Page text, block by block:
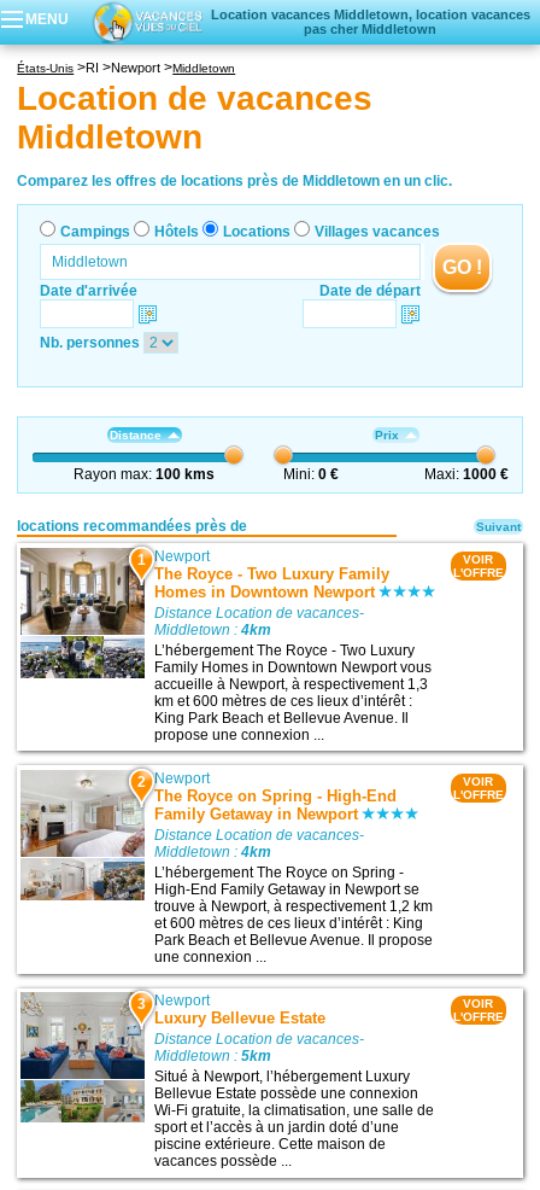
MENU
Location vacances Middletown, location vacances
pas cher Middletown
Locations vacances
États-Unis RI Newport Middletown
Location de vacances
Middletown
Comparez les offres de locations près de Middletown en un clic.
Campings Hôtels Locations Villages vacances
Date d'arrivée Date de départ
GO !
Nb. personnes
Distance
Rayon max:100 kms
Prix
Mini:0 € Maxi: 1000 €
locations recommandées près de
1 Newport
The Royce - Two Luxury Family
Homes in Downtown Newport
Distance Location de vacances-
Middletown :4km
L’hébergement The Royce - Two Luxury
Family Homes in Downtown Newport vous
accueille à Newport, à respectivement 1,3
km et 600 mètres de ces lieux d’intérêt :
King Park Beach et Bellevue Avenue. Il
propose une connexion ...
VOIR
L'OFFRE
2 Newport
The Royce on Spring - High-End
Family Getaway in Newport
Distance Location de vacances-
Middletown :4km
L’hébergement The Royce on Spring -
High-End Family Getaway in Newport se
trouve à Newport, à respectivement 1,2 km
et 600 mètres de ces lieux d’intérêt : King
Park Beach et Bellevue Avenue. Il propose
une connexion ...
VOIR
L'OFFRE
3 Newport
Luxury Bellevue Estate
Distance Location de vacances-
Middletown :5km
Situé à Newport, l’hébergement Luxury
Bellevue Estate possède une connexion
Wi-Fi gratuite, la climatisation, une salle de
sport et l’accès à un jardin doté d’une
piscine extérieure. Cette maison de
vacances possède ...
VOIR
L'OFFRE
Suivant